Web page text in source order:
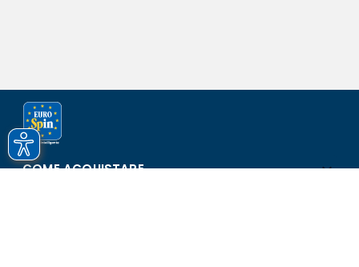
COME ACQUISTARE